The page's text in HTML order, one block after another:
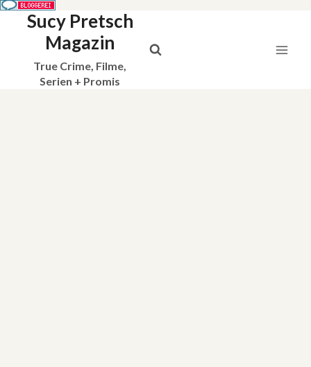
Sucy Pretsch
Magazin
True Crime, Filme,
Serien + Promis